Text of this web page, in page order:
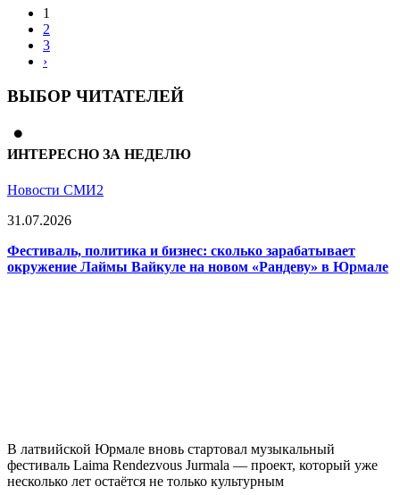
1
2
3
›
ВЫБОР ЧИТАТЕЛЕЙ
ИНТЕРЕСНО ЗА НЕДЕЛЮ
Новости СМИ2
31.07.2026
Фестиваль, политика и бизнес: сколько зарабатывает
окружение Лаймы Вайкуле на новом «Рандеву» в Юрмале
В латвийской Юрмале вновь стартовал музыкальный
фестиваль Laima Rendezvous Jurmala — проект, который уже
несколько лет остаётся не только культурным